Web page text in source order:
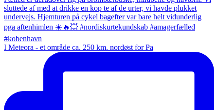
I Meteora - et område ca. 250 km. nordøst for Pa